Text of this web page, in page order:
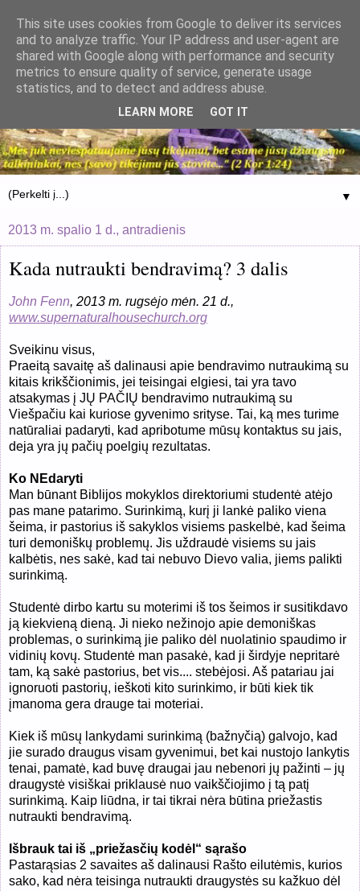
▼
2013 m. spalio 1 d., antradienis
Kada nutraukti bendravimą? 3 dalis
John Fenn, 2013 m. rugsėjo mėn. 21 d.,
www.supernaturalhousechurch.org
Sveikinu visus,
Praeitą savaitę aš dalinausi apie bendravimo nutraukimą su
kitais krikščionimis, jei teisingai elgiesi, tai yra tavo
atsakymas į JŲ PAČIŲ bendravimo nutraukimą su
Viešpačiu kai kuriose gyvenimo srityse. Tai, ką mes turime
natūraliai padaryti, kad apribotume mūsų kontaktus su jais,
deja yra jų pačių poelgių rezultatas.
Ko NEdaryti
Man būnant Biblijos mokyklos direktoriumi studentė atėjo
pas mane patarimo. Surinkimą, kurį ji lankė paliko viena
šeima, ir pastorius iš sakyklos visiems paskelbė, kad šeima
turi demoniškų problemų. Jis uždraudė visiems su jais
kalbėtis, nes sakė, kad tai nebuvo Dievo valia, jiems palikti
surinkimą.
Studentė dirbo kartu su moterimi iš tos šeimos ir susitikdavo
ją kiekvieną dieną. Ji nieko nežinojo apie demoniškas
problemas, o surinkimą jie paliko dėl nuolatinio spaudimo ir
vidinių kovų. Studentė man pasakė, kad ji širdyje nepritarė
tam, ką sakė pastorius, bet vis.... stebėjosi. Aš patariau jai
ignoruoti pastorių, ieškoti kito surinkimo, ir būti kiek tik
įmanoma gera drauge tai moteriai.
Kiek iš mūsų lankydami surinkimą (bažnyčią) galvojo, kad
jie surado draugus visam gyvenimui, bet kai nustojo lankytis
tenai, pamatė, kad buvę draugai jau nebenori jų pažinti – jų
draugystė visiškai priklausė nuo vaikščiojimo į tą patį
surinkimą. Kaip liūdna, ir tai tikrai nėra būtina priežastis
nutraukti bendravimą.
Išbrauk tai iš „priežasčių kodėl“ sąrašo
Pastarąsias 2 savaites aš dalinausi Rašto eilutėmis, kurios
sako, kad nėra teisinga nutraukti draugystės su kažkuo dėl
This site uses cookies from Google to deliver its services
and to analyze traffic. Your IP address and user-agent are
shared with Google along with performance and security
metrics to ensure quality of service, generate usage
statistics, and to detect and address abuse.
LEARN MORE GOT IT